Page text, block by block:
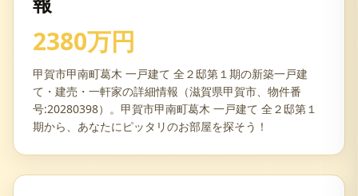
報
2380万円
甲賀市甲南町葛木 一戸建て 全２邸第１期の新築一戸建
て・建売・一軒家の詳細情報（滋賀県甲賀市、物件番
号:20280398）。甲賀市甲南町葛木 一戸建て 全２邸第１
期から、あなたにピッタリのお部屋を探そう！